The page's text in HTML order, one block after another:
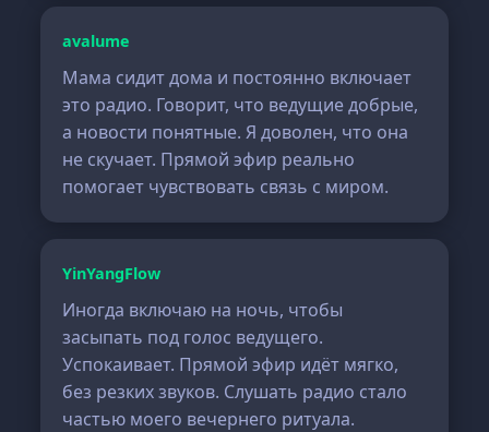
avalume
Мама сидит дома и постоянно включает
это радио. Говорит, что ведущие добрые,
а новости понятные. Я доволен, что она
не скучает. Прямой эфир реально
помогает чувствовать связь с миром.
YinYangFlow
Иногда включаю на ночь, чтобы
засыпать под голос ведущего.
Успокаивает. Прямой эфир идёт мягко,
без резких звуков. Слушать радио стало
частью моего вечернего ритуала.